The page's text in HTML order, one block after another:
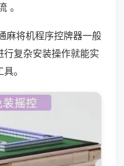
。
麻将机程序控牌器一般
复杂安装操作就能实
。